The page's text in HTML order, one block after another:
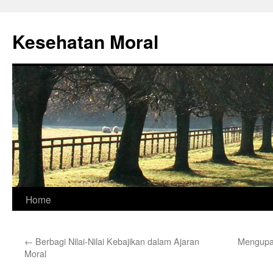
content
Kesehatan Moral
Home
← Berbagi Nilai-Nilai Kebajikan dalam Ajaran
Moral